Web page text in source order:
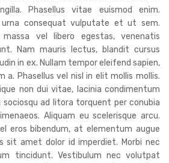
Phasellus vitae euismod enim.
consequat vulputate et ut sem.
massa vel libero egestas, venenatis
Nam mauris lectus, blandit cursus
in ex. Nullam tempor eleifend sapien,
Phasellus vel nisl in elit mollis mollis.
non dui vitae, lacinia condimentum
ad litora torquent per conubia
Aliquam eu scelerisque arcu.
eros bibendum, at elementum augue
sit amet dolor id imperdiet. Morbi nec
tincidunt. Vestibulum nec volutpat